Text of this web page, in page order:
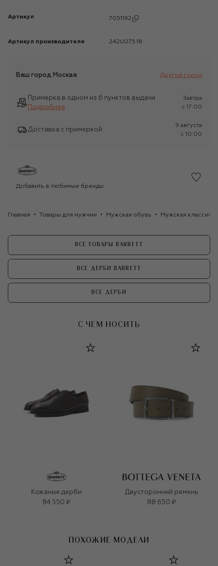
Артикул 7051192
Артикул производителя 242U075.18
Ваш город Москва Другой город
Примерка в одном из 6 пунктов выдачи
Подробнее
Завтра
c 17:00
Доставка с примеркой
9 августа
c 10:00
Добавить в любимые бренды
Главная Товары для мужчин Мужская обувь Мужская
ВСЕ ТОВАРЫ BARRETT
ВСЕ ДЕРБИ BARRETT
ВСЕ ДЕРБИ
С ЧЕМ НОСИТЬ
Кожаные дерби
84 550 ₽
Двусторонний ремень
88 650 ₽
ПОХОЖИЕ МОДЕЛИ